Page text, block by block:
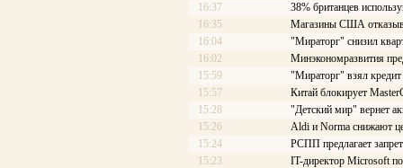
16:37
38% британцев
16:35
Магазины США
16:04
"Мираторг" снизил
16:02
Минэкономразвития
15:59
"Мираторг" взял
15:57
Китай блокирует
15:28
"Детский мир" вернет
15:26
Aldi и Norma снижают
15:24
РСПП предлагает
15:23
IT-директор Microsoft